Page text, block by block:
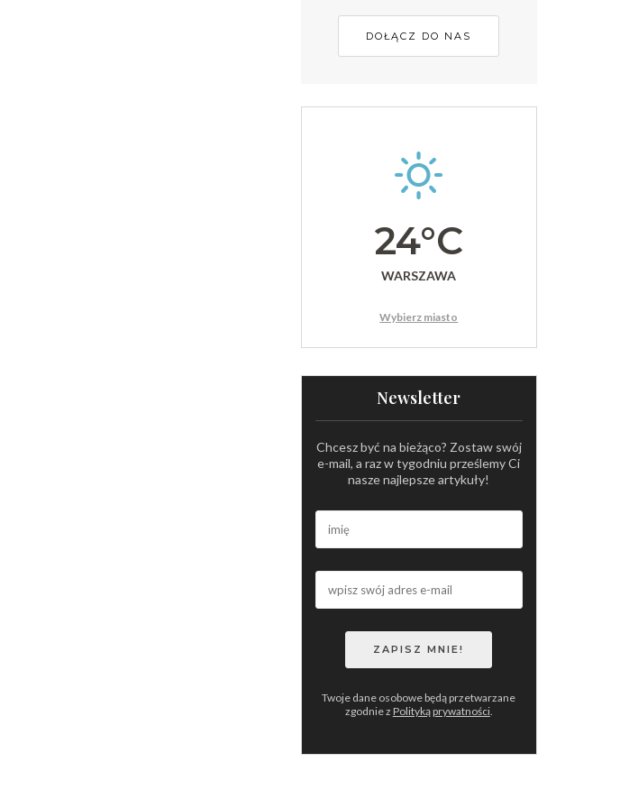
DOŁĄCZ DO NAS
24°C
WARSZAWA
Wybierz miasto
Newsletter
Chcesz być na bieżąco? Zostaw swój
e-mail, a raz w tygodniu prześlemy Ci
nasze najlepsze artykuły!
Twoje dane osobowe będą przetwarzane
zgodnie z Polityką prywatności.